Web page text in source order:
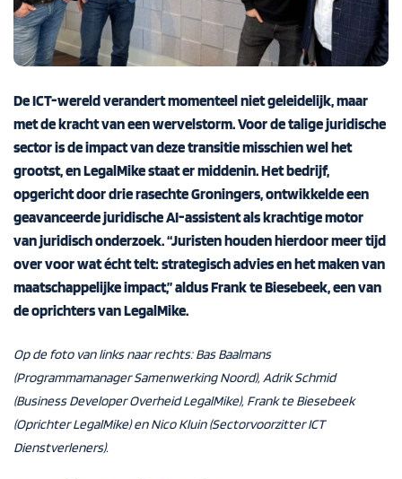
De ICT-wereld verandert momenteel niet geleidelijk, maar
met de kracht van een wervelstorm. Voor de talige juridische
sector is de impact van deze transitie misschien wel het
grootst, en LegalMike staat er middenin. Het bedrijf,
opgericht door drie rasechte Groningers, ontwikkelde een
geavanceerde juridische AI-assistent als krachtige motor
van juridisch onderzoek. “Juristen houden hierdoor meer tijd
over voor wat écht telt: strategisch advies en het maken van
maatschappelijke impact,” aldus Frank te Biesebeek, een van
de oprichters van LegalMike.
Op de foto van links naar rechts: Bas Baalmans
(Programmamanager Samenwerking Noord), Adrik Schmid
(Business Developer Overheid LegalMike), Frank te Biesebeek
(Oprichter LegalMike) en Nico Kluin (Sectorvoorzitter ICT
Dienstverleners).